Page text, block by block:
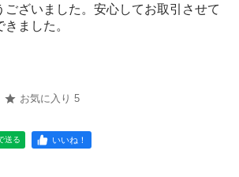
ございました。安心してお取引させて
ました。
お気に入り 5
送る いいね！